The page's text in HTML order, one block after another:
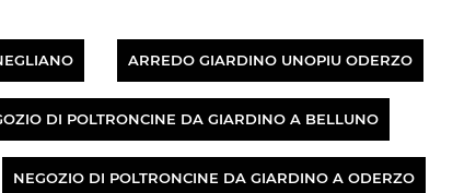
ARREDO GIARDINO UNOPIU ODERZO
DI POLTRONCINE DA GIARDINO A BELLUNO
NEGOZIO DI POLTRONCINE DA GIARDINO A ODERZO